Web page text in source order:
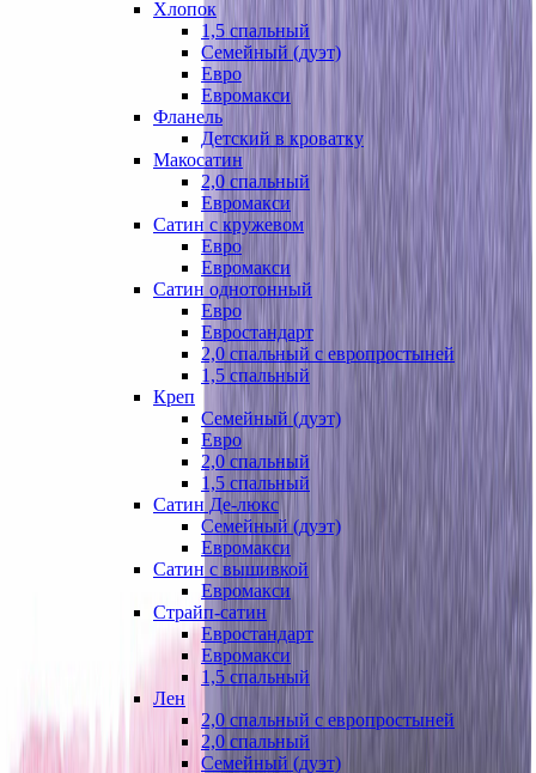
Хлопок
1,5 спальный
Семейный (дуэт)
Евро
Евромакси
Фланель
Детский в кроватку
Макосатин
2,0 спальный
Евромакси
Сатин с кружевом
Евро
Евромакси
Сатин однотонный
Евро
Евростандарт
2,0 спальный с европростыней
1,5 спальный
Креп
Семейный (дуэт)
Евро
2,0 спальный
1,5 спальный
Сатин Де-люкс
Семейный (дуэт)
Евромакси
Сатин с вышивкой
Евромакси
Страйп-сатин
Евростандарт
Евромакси
1,5 спальный
Лен
2,0 спальный с европростыней
2,0 спальный
Семейный (дуэт)